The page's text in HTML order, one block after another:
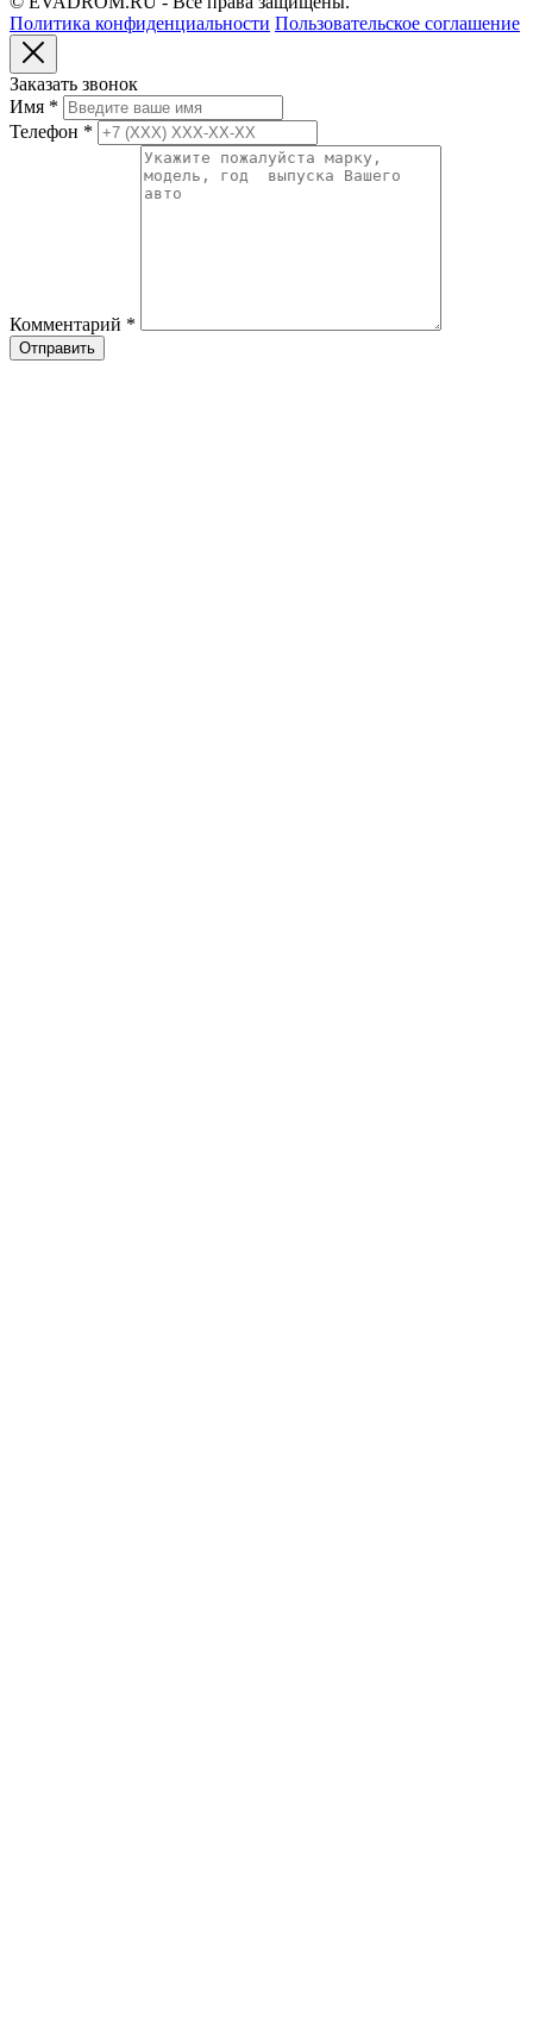
Политика конфиденциальности Пользовательское соглашение
Заказать звонок
Имя *
Телефон *
Комментарий *
Отправить